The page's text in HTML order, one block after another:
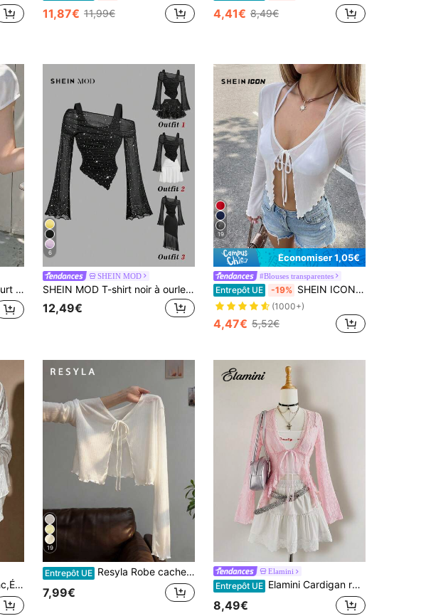
11,87€ 11,99€ 4,41€ 8,49€
femme
6
SHEIN MOD
SHEIN MOD T-shirt noir à ourlet pointu avec design à sequins et manches cloches asymétriques
12,49€
19
Économiser 1,05€
#Blouses transparentes
Entrepôt UE -19% SHEIN ICON Top maillé Y2K avec nœud devant et bordure de laitue
(1000+)
4,47€ 5,52€
Halloween,top de superposition
19
Entrepôt UE Resyla Robe cache-camisole avec garniture en dentelle, cache-maillot en tricot transparent à manches longues pour femmes, été
7,99€
Elamini
Entrepôt UE Elamini Cardigan rose transparent en dentelle avec manches évasées, Top pour femmes pour l'automne
8,49€